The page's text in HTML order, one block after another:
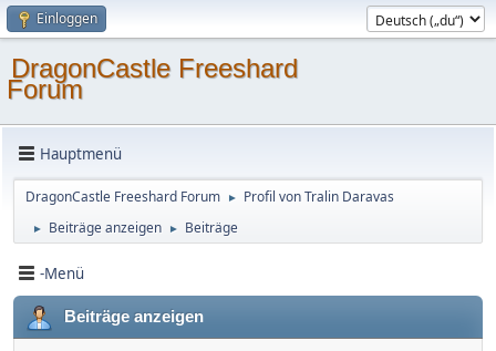
Einloggen
DragonCastle Freeshard
Forum
Hauptmenü
DragonCastle Freeshard Forum ► Profil von Tralin Daravas
► Beiträge anzeigen ► Beiträge
-Menü
Beiträge anzeigen